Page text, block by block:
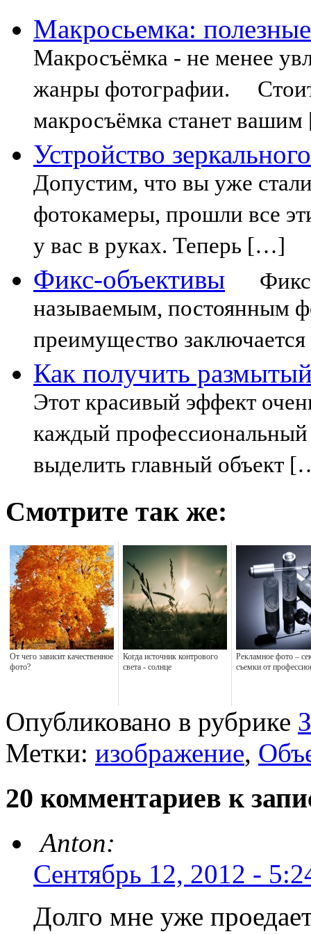
Макросьемка:
Макросъёмка - не менее
жанры фотографии. Стоит
макросъёмка станет
Устройство
Допустим, что вы уже
фотокамеры, прошли все
у вас в руках. Теперь […]
Фикс-объективы
Фикс-
называемым, постоянным
преимущество
Как получить
Этот красивый эффект
каждый
выделить главный объект
Смотрите так же:
От чего зависит качественное
фото?
Когда источник контрового
света - солнце
Рекламное фото –
съемки от
Опубликовано в рубрике
Метки: изображение,
20 комментариев к
Anton:
Сентябрь 12, 2012 -
Долго мне уже